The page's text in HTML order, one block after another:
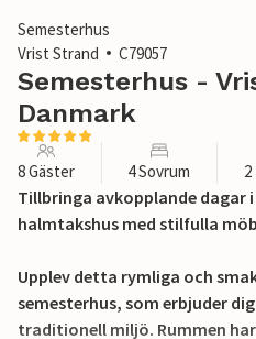
Semesterhus
Vrist Strand
C79057
Semesterhus -
Danmark
8 Gäster 4 Sovrum
Tillbringa avkopplande dagar
halmtakshus med stilfulla
Upplev detta rymliga och
semesterhus, som erbjuder
traditionell miljö. Rummen